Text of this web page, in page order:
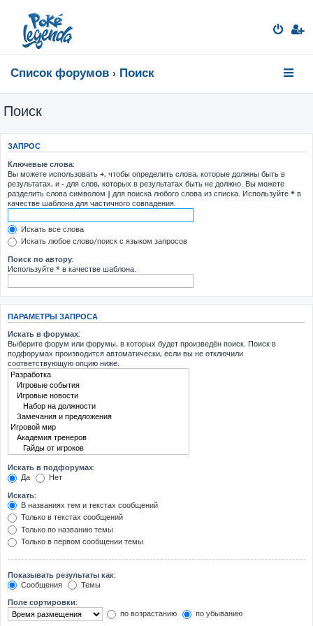
Список форумов Поиск
Поиск
ЗАПРОС
Ключевые слова:
Вы можете использовать +, чтобы определить слова, которые должны быть в
результатах, и - для слов, которых в результатах быть не должно. Вы можете
разделить слова символом | для поиска любого слова из списка. Используйте * в
качестве шаблона для частичного совпадения.
Искать все слова
Искать любое слово/поиск с языком запросов
Поиск по автору:
Используйте * в качестве шаблона.
ПАРАМЕТРЫ ЗАПРОСА
Искать в форумах:
Выберите форум или форумы, в которых будет произведён поиск. Поиск в
подфорумах производится автоматически, если вы не отключили
соответствующую опцию ниже.
Искать в подфорумах:
Да
Нет
Искать:
В названиях тем и текстах сообщений
Только в текстах сообщений
Только по названию темы
Только в первом сообщении темы
Показывать результаты как:
Сообщения
Темы
Поле сортировки:
по возрастанию
по убыванию